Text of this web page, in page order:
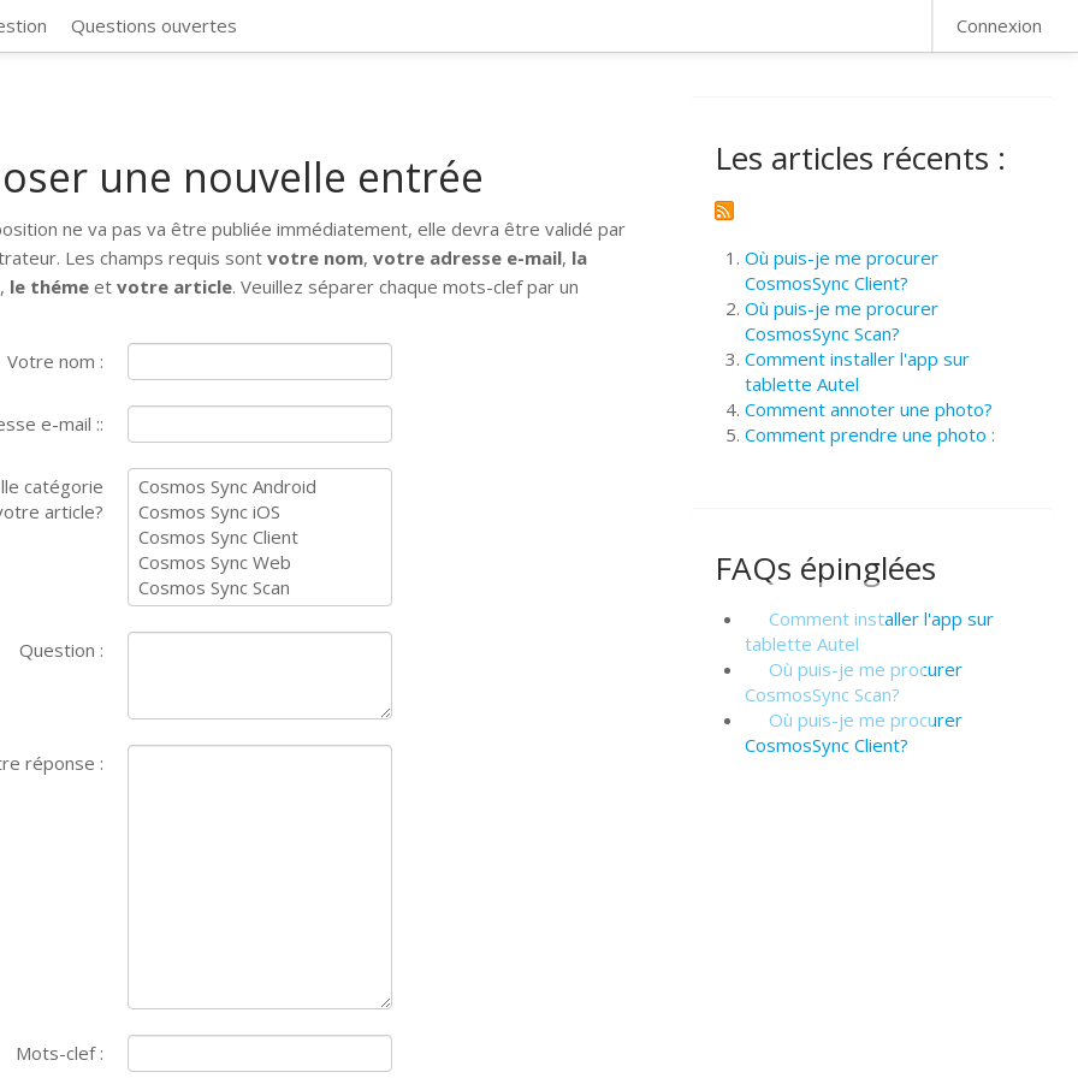
Questions ouvertes Connexion
une nouvelle entrée
ne va pas va être publiée immédiatement, elle devra être validé par
Les champs requis sontvotre nom,votre adresse e-mail, la
, le théme etvotre article. Veuillez séparer chaque mots-clef par un
Votre nom :
e-mail ::
catégorie
article?
Question :
réponse :
Mots-clef :
Les articles récents :
Où puis-je me procurer
CosmosSync Client?
Où puis-je me procurer
CosmosSync Scan?
Comment installer l'app sur
tablette Autel
Comment annoter une photo?
Comment prendre une photo :
FAQs épinglées
Comment installer l'app sur
tablette Autel
Où puis-je me procurer
CosmosSync Scan?
Où puis-je me procurer
CosmosSync Client?